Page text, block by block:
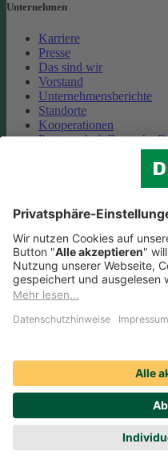
Unternehmen
Karriere
Presse
Das sind wir
Vorstand
Unternehmensberichte
Standorte
Kooperationen
Partnerschaft Deutsche
Cookie-Einstellungen
Datenschutz
Impressum
Streitbeilegung
Nutzungshinweise
Compliance
Social Media Icons sowie
sind, führen auf externe
Nutzungsbedingungen und
verantwortlich. Mehr dazu